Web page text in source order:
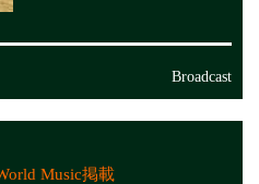
Broadcast
Music掲載